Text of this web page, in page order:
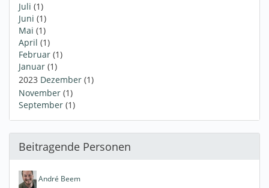
Juli (1)
Juni (1)
Mai (1)
April (1)
Februar (1)
Januar (1)
2023 Dezember (1)
November (1)
September (1)
Beitragende Personen
André Beem